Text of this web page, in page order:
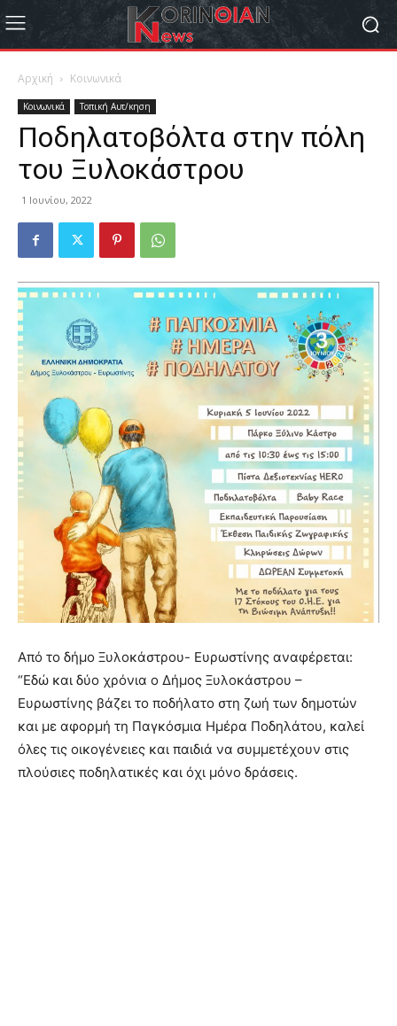
Αρχική Κοινωνικά
Κοινωνικά Τοπική Αυτ/κηση
Ποδηλατοβόλτα στην πόλη
του Ξυλοκάστρου
1 Ιουνίου, 2022
Από το δήμο Ξυλοκάστρου- Ευρωστίνης αναφέρεται:
“Εδώ και δύο χρόνια ο Δήμος Ξυλοκάστρου –
Ευρωστίνης βάζει το ποδήλατο στη ζωή των δημοτών
και με αφορμή τη Παγκόσμια Ημέρα Ποδηλάτου, καλεί
όλες τις οικογένειες και παιδιά να συμμετέχουν στις
πλούσιες ποδηλατικές και όχι μόνο δράσεις.